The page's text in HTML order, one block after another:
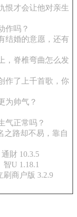
恨才会让他对亲生
作吗？
结婚的意愿，还有
，脊椎弯曲怎么发
作了上千首歌，你
为帅气？
气正常吗？
之路却不易，靠自
通財 10.3.5
智U 1.18.1
刷商户版 3.2.9